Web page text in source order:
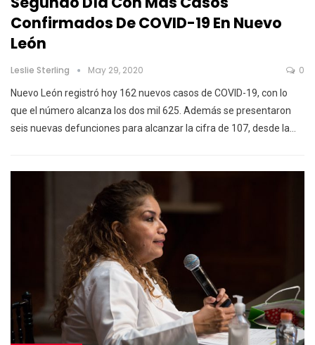
Confirmados De COVID-19 En Nuevo
León
Leslie Sterling May 29, 2020 0
Nuevo León registró hoy 162 nuevos casos de COVID-19, con lo
que el número alcanza los dos mil 625. Además se presentaron
seis nuevas defunciones para alcanzar la cifra de 107, desde la